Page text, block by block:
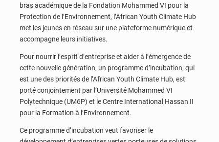
bras académique de la Fondation Mohammed VI pour la
Protection de l’Environnement, l’African Youth Climate Hub
met les jeunes en réseau sur une plateforme numérique et
accompagne leurs initiatives.
Pour nourrir l’esprit d’entreprise et aider à l’émergence de
cette nouvelle génération, un programme d’incubation, qui
est une des priorités de l’African Youth Climate Hub, est
porté conjointement par l’Université Mohammed VI
Polytechnique (UM6P) et le Centre International Hassan II
pour la Formation à l’Environnement.
Ce programme d’incubation veut favoriser le